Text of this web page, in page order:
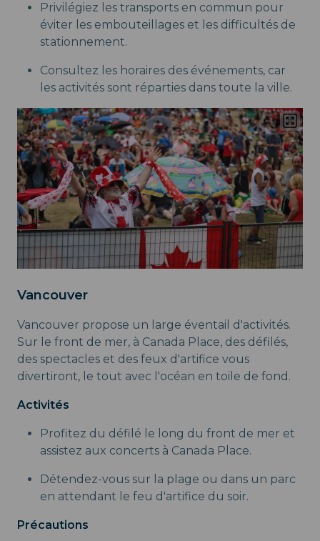
Privilégiez les transports en commun pour
éviter les embouteillages et les difficultés de
stationnement.
Consultez les horaires des événements, car
les activités sont réparties dans toute la ville.
Vancouver
Vancouver propose un large éventail d'activités.
Sur le front de mer, à Canada Place, des défilés,
des spectacles et des feux d'artifice vous
divertiront, le tout avec l'océan en toile de fond.
Activités
Profitez du défilé le long du front de mer et
assistez aux concerts à Canada Place.
Détendez-vous sur la plage ou dans un parc
en attendant le feu d'artifice du soir.
Précautions